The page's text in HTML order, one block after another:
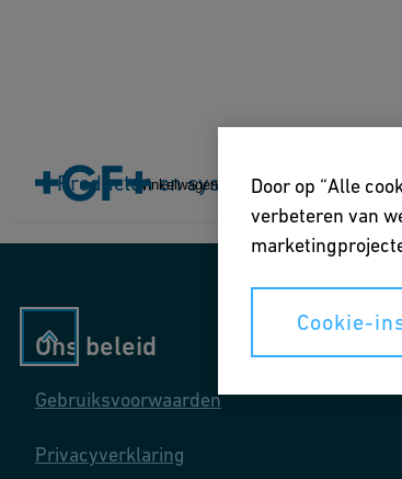
Winkelwagen
Producten en systemen
Ons beleid
Gebruiksvoorwaarden
Privacyverklaring
Door op “Alle
verbeteren van
Cookie-